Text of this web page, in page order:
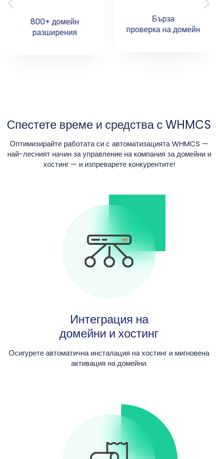
Бърза
проверка на домейн
Онлайн активиране
Спестете време и средства с WHMCS
Оптимизирайте работата си с автоматизацията WHMCS —
най-лесният начин за управление на компания за домейни и
хостинг — и изпреварете конкурентите!
Интеграция на
домейни и хостинг
Осигурете автоматична инсталация на хостинг и мигновена
активация на домейни.